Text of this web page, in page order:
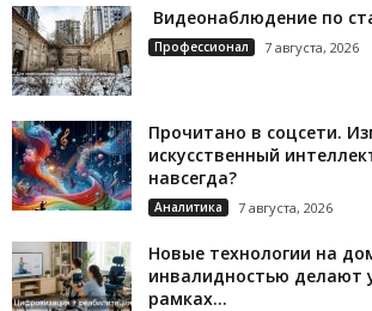
Видеонаблюдение по
Профессионал 7 августа, 2026
Прочитано в соцсети.
искусственный
навсегда?
Аналитика 7 августа, 2026
Новые технологии на
инвалидностью делают
рамках...